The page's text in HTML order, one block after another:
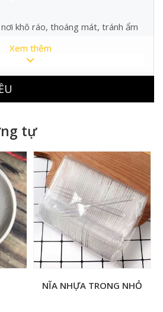
khô ráo, thoáng mát, tránh ẩm
Xem thêm
tự
NĨA NHỰA TRONG NHỎ